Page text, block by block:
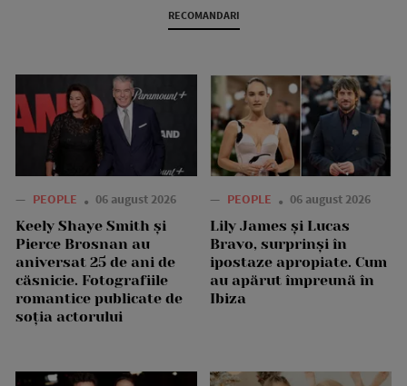
RECOMANDARI
— PEOPLE 06 august 2026
Keely Shaye Smith și
Pierce Brosnan au
aniversat 25 de ani de
căsnicie. Fotografiile
romantice publicate de
soția actorului
— PEOPLE 06 august 2026
Lily James și Lucas
Bravo, surprinși în
ipostaze apropiate. Cum
au apărut împreună în
Ibiza